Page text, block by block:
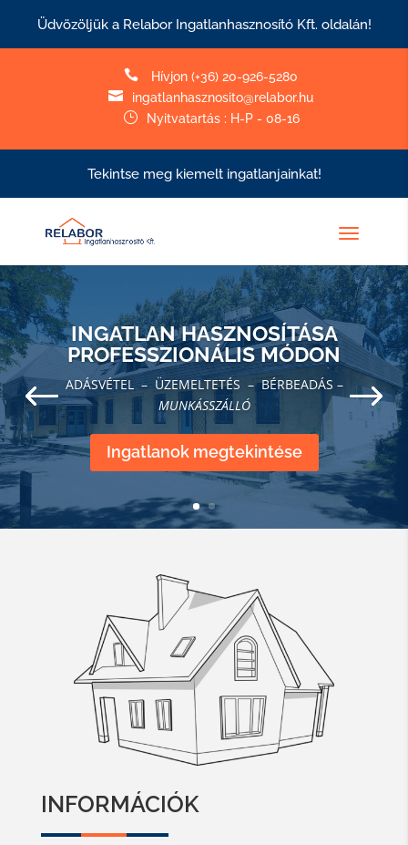
Üdvözöljük a Relabor Ingatlanhasznosító Kft. oldalán!

Hívjon (+36) 20-926-5280

ingatlanhasznosito@relabor.hu
}
Nyitvatartás : H-P - 08-16
Tekintse meg kiemelt ingatlanjainkat!
INGATLAN HASZNOSÍTÁSA
PROFESSZIONÁLIS MÓDON
ADÁSVÉTEL – ÜZEMELTETÉS – BÉRBEADÁS –
MUNKÁSSZÁLLÓ
Ingatlanok megtekintése
INFORMÁCIÓK